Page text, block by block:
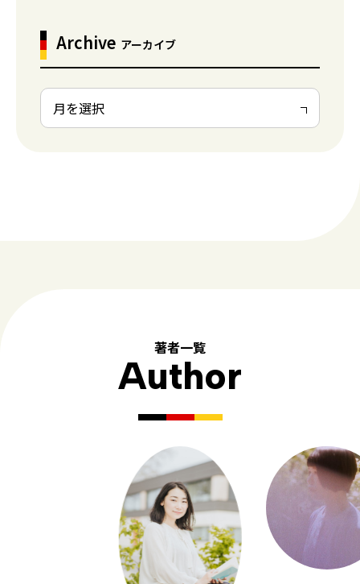
Archive アーカイブ
著者一覧
Author